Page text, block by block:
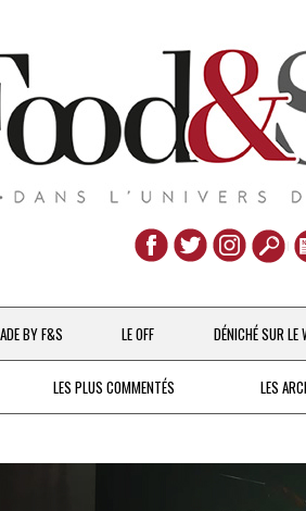
Aller
au
contenu
BY F&S
CHEFS & ACTUALITÉS
LE OFF DÉNICHÉ SUR LE
LES PLUS COMMENTÉS LES